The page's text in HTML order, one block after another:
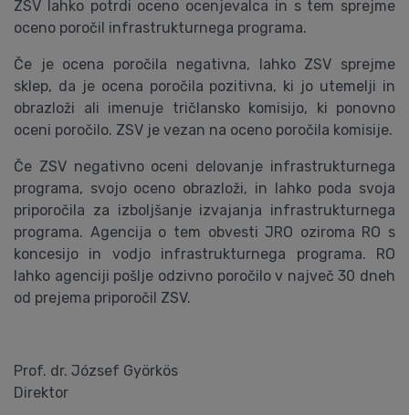
ZSV lahko potrdi oceno ocenjevalca in s tem sprejme
oceno poročil infrastrukturnega programa.
Če je ocena poročila negativna, lahko ZSV sprejme
sklep, da je ocena poročila pozitivna, ki jo utemelji in
obrazloži ali imenuje tričlansko komisijo, ki ponovno
oceni poročilo. ZSV je vezan na oceno poročila komisije.
Če ZSV negativno oceni delovanje infrastrukturnega
programa, svojo oceno obrazloži, in lahko poda svoja
priporočila za izboljšanje izvajanja infrastrukturnega
programa. Agencija o tem obvesti JRO oziroma RO s
koncesijo in vodjo infrastrukturnega programa. RO
lahko agenciji pošlje odzivno poročilo v največ 30 dneh
od prejema priporočil ZSV.
Prof. dr. József Györkös
Direktor